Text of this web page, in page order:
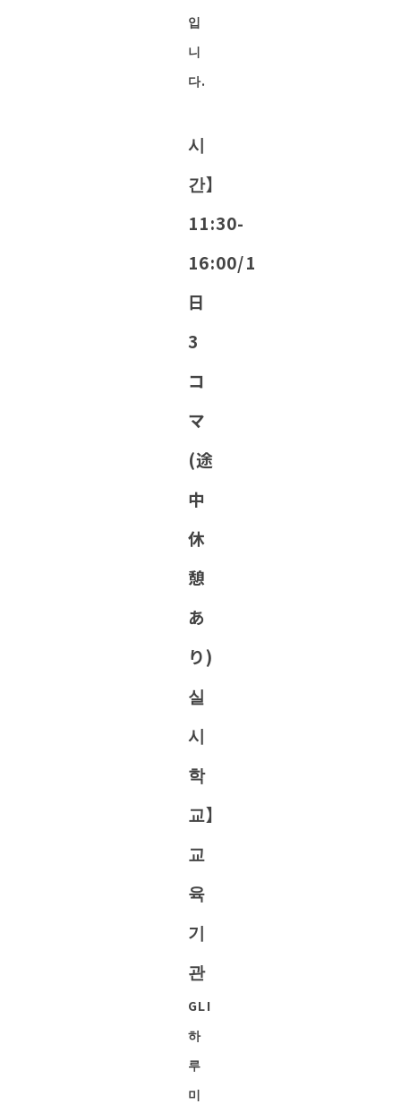
입
니
다.
시
간】
11:30-
16:00/1
日
3
コ
マ
(途
中
休
憩
あ
り)
실
시
학
교】
교
육
기
관
GLI
하
루
미